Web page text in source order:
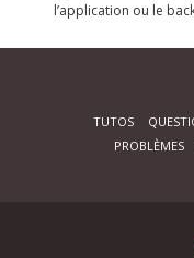
l’application ou le
TUTOS
PROBLÈMES